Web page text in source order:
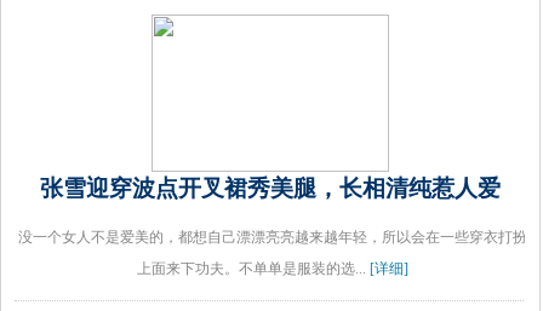
张雪迎穿波点开叉裙秀美腿，长相清纯惹人爱
没一个女人不是爱美的，都想自己漂漂亮亮越来越年轻，所以会在一些穿衣打扮
上面来下功夫。不单单是服装的选... [详细]